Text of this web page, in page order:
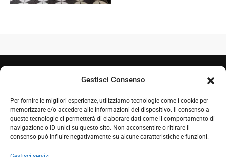
Gestisci Consenso
Per fornire le migliori esperienze, utilizziamo tecnologie come i cookie per
memorizzare e/o accedere alle informazioni del dispositivo. Il consenso a
queste tecnologie ci permetterà di elaborare dati come il comportamento di
navigazione o ID unici su questo sito. Non acconsentire o ritirare il
consenso può influire negativamente su alcune caratteristiche e funzioni.
+39 050 7212995